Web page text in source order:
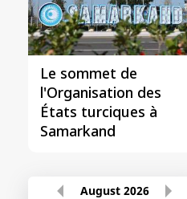
Le sommet de
l'Organisation des
États turciques à
Samarkand
August 2026